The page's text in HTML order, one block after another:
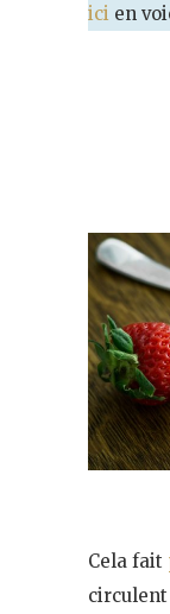
ici en
Cela fait
circulent